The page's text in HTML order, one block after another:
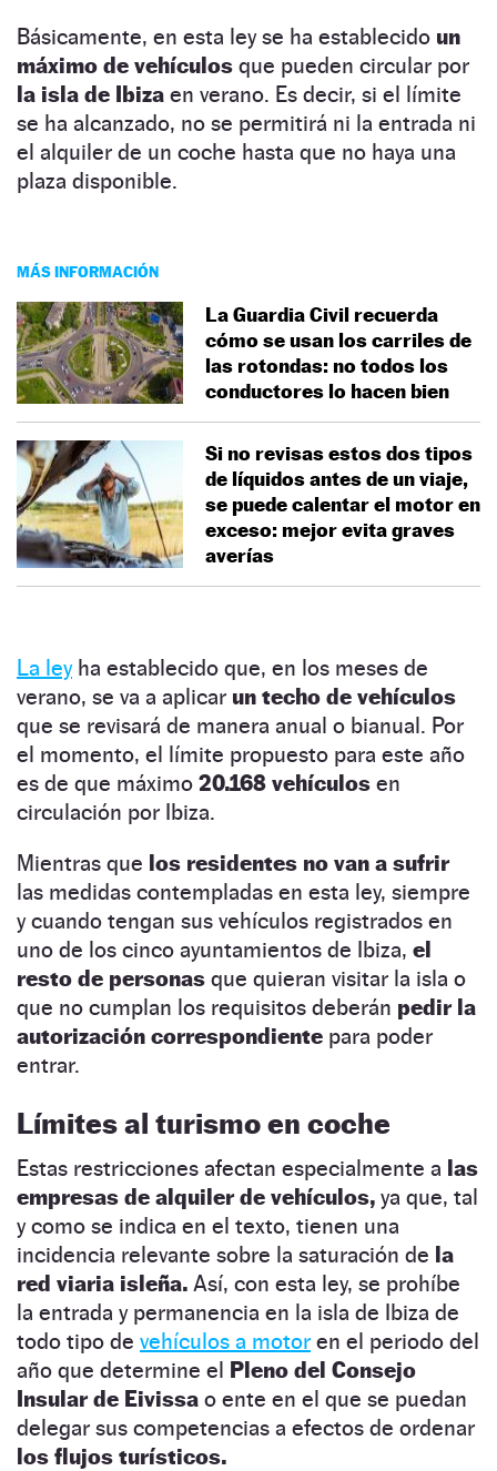
Básicamente, en esta ley se ha establecido un
máximo de vehículos que pueden circular por
la isla de Ibiza en verano. Es decir, si el límite
se ha alcanzado, no se permitirá ni la entrada ni
el alquiler de un coche hasta que no haya una
plaza disponible.
MÁS INFORMACIÓN
La Guardia Civil recuerda
cómo se usan los carriles de
las rotondas: no todos los
conductores lo hacen bien
Si no revisas estos dos tipos
de líquidos antes de un viaje,
se puede calentar el motor en
exceso: mejor evita graves
averías
La leyha establecido que, en los meses de
verano, se va a aplicar un techo de vehículos
que se revisará de manera anual o bianual. Por
el momento, el límite propuesto para este año
es de que máximo 20.168 vehículos en
circulación por Ibiza.
Mientras que los residentes no van a sufrir
las medidas contempladas en esta ley, siempre
y cuando tengan sus vehículos registrados en
uno de los cinco ayuntamientos de Ibiza, el
resto de personas que quieran visitar la isla o
que no cumplan los requisitos deberán pedir la
autorización correspondiente para poder
entrar.
Límites al turismo en coche
Estas restricciones afectan especialmente a las
empresas de alquiler de vehículos, ya que, tal
y como se indica en el texto, tienen una
incidencia relevante sobre la saturación de la
red viaria isleña. Así, con esta ley, se prohíbe
la entrada y permanencia en la isla de Ibiza de
todo tipo de vehículos a motor en el periodo del
año que determine el Pleno del Consejo
Insular de Eivissa o ente en el que se puedan
delegar sus competencias a efectos de ordenar
los flujos turísticos.